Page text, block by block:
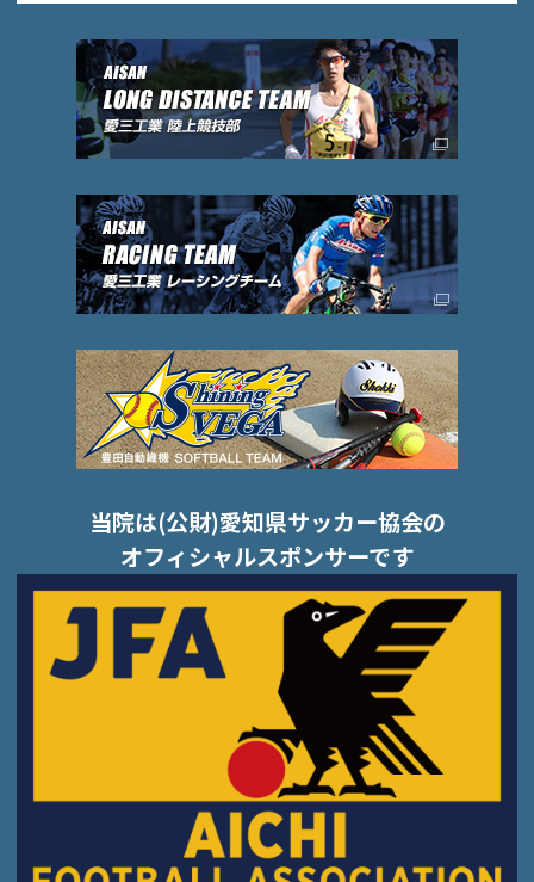
当院は(公財)愛知県サッカー協会の
オフィシャルスポンサーです